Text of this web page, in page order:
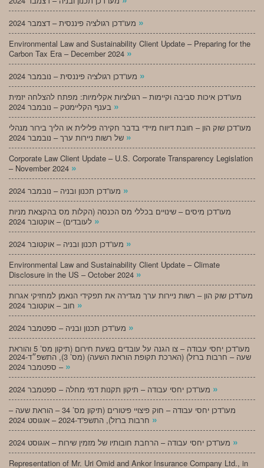
»
Environmental Law and Sustainability Client Update – Preparing for the
Carbon Tax Era – December 2024 »
»
מעו”דכן איכות סביבה וקיימות – רגולציות אקלימיות: מפתח להצלחה יזמית
»
מעו”דכן שוק הון – חובת דיווח מיידי בדבר חקירה פלילית או הליך בירור מנהלי
»
Corporate Law Client Update – U.S. Corporate Transparency Legislation
– November 2024 »
»
מעו”דכן מיסים – שינויים בכללי מס הכנסה (הקלות מס בהקצאת מניות
»
»
Environmental Law and Sustainability Client Update – Climate
Disclosure in the US – October 2024 »
מעו”דכן שוק הון – רשות ניירות ערך מגדירה את תפקידי הנאמן למחזיקי אגרות
»
»
מעו”דכן יחסי עבודה – צו הגנה על עובדים בשעת חירום (תיקון מס’ 5 והוראת
שעה – חרבות ברזל) (הארכת תקופת הוראת השעה) (מס’ 3), התשפ״ד-2024
– ספטמבר 2024 »
»
מעו”דכן יחסי עבודה – חוק פיצויי פיטורים (תיקון מס’ 34 – הוראת שעה –
»
»
Representation of Mr. Uri Omid and Ankor Insurance Company Ltd., in